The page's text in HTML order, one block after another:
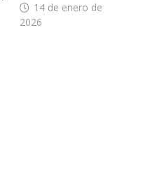
14 de enero de
2026